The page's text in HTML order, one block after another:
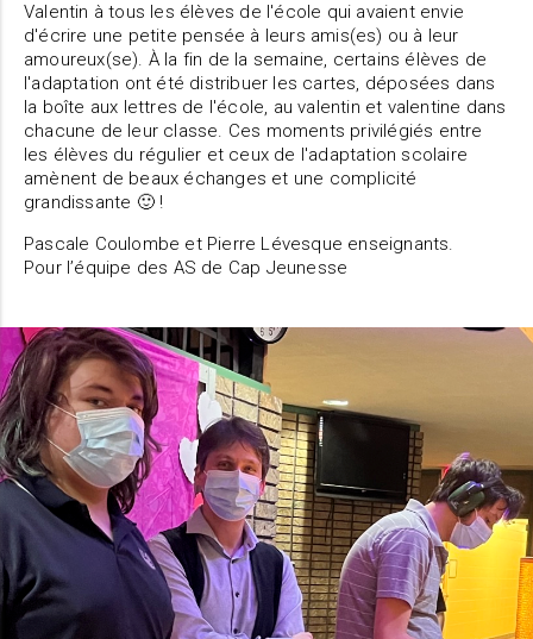
Valentin à tous les élèves de l'école qui avaient envie
d'écrire une petite pensée à leurs amis(es) ou à leur
amoureux(se). À la fin de la semaine, certains élèves de
l'adaptation ont été distribuer les cartes, déposées dans
la boîte aux lettres de l'école, au valentin et valentine dans
chacune de leur classe. Ces moments privilégiés entre
les élèves du régulier et ceux de l'adaptation scolaire
amènent de beaux échanges et une complicité
grandissante 🙂 !
Pascale Coulombe et Pierre Lévesque enseignants.
Pour l’équipe des AS de Cap Jeunesse